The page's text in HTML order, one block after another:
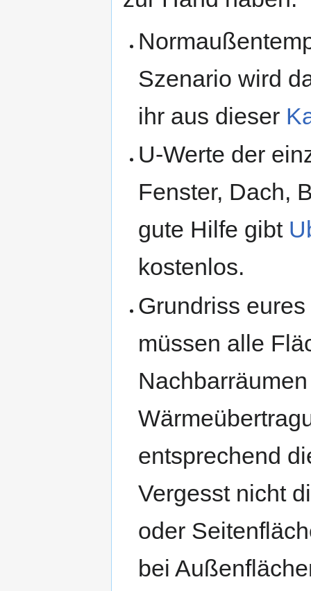
Szenario wird
ihr aus dieser
U-Werte der
Fenster, Dach,
gute Hilfe gibt
kostenlos.
Grundriss
müssen alle
entsprechend
Vergesst nicht
oder
bei